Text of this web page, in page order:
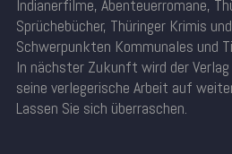
Indianerfilme, Abenteuerromane,
Sprüchebücher, Thüringer Krimis
Schwerpunkten Kommunales und
In nächster Zukunft wird der
seine verlegerische Arbeit auf
Lassen Sie sich überraschen.